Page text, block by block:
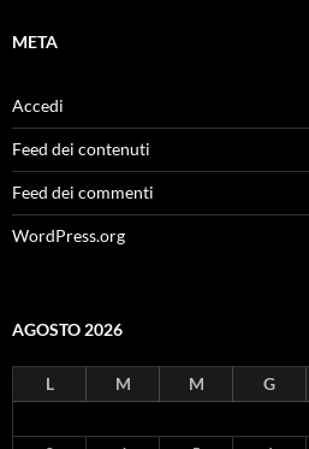
META
Accedi
Feed dei contenuti
Feed dei commenti
WordPress.org
AGOSTO 2026
L M M G